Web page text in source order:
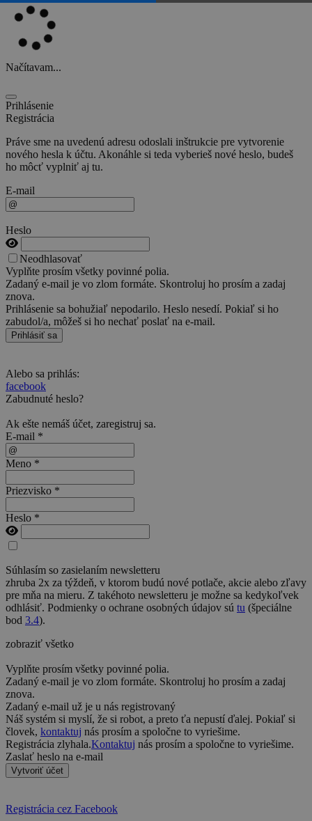
Načítavam...
Prihlásenie
Registrácia
Práve sme na uvedenú adresu odoslali inštrukcie pre vytvorenie
nového hesla k účtu. Akonáhle si teda vyberieš nové heslo, budeš
ho môcť vyplniť aj tu.
E-mail
Heslo
Neodhlasovať
Vyplňte prosím všetky povinné polia.
Zadaný e-mail je vo zlom formáte. Skontroluj ho prosím a zadaj
znova.
Prihlásenie sa bohužiaľ nepodarilo. Heslo nesedí. Pokiaľ si ho
zabudol/a, môžeš si ho nechať poslať na e-mail.
Prihlásiť sa
Alebo sa prihlás:
facebook
Zabudnuté heslo?
Ak ešte nemáš účet, zaregistruj sa.
E-mail *
Meno *
Priezvisko *
Heslo *
Súhlasím so zasielaním newsletteru
zhruba 2x za týždeň, v ktorom budú nové potlače, akcie alebo zľavy
pre mňa na mieru. Z takéhoto newsletteru je možne sa kedykoľvek
odhlásiť. Podmienky o ochrane osobných údajov sú tu (špeciálne
bod 3.4).
zobraziť všetko
Vyplňte prosím všetky povinné polia.
Zadaný e-mail je vo zlom formáte. Skontroluj ho prosím a zadaj
znova.
Zadaný e-mail už je u nás registrovaný
Náš systém si myslí, že si robot, a preto ťa nepustí ďalej. Pokiaľ si
človek, kontaktuj nás prosím a spoločne to vyriešime.
Registrácia zlyhala.Kontaktuj nás prosím a spoločne to vyriešime.
Zaslať heslo na e-mail
Vytvoriť účet
Registrácia cez Facebook